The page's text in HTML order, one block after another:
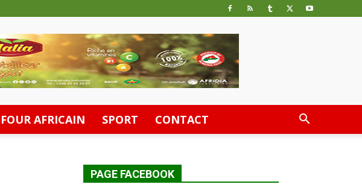
AFRICAIN SPORT CONTACT
PAGE FACEBOOK